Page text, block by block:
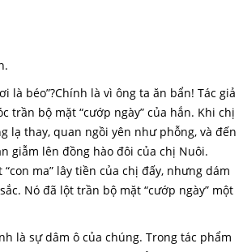
là béo”?Chính là vì ông ta ăn bẩn! Tác giả
trần bộ mặt “cướp ngày” của hắn. Khi chị
lạ thay, quan ngồi yên như phỗng, và đến
giẫm lên đồng hào đôi của chị Nuôi.
ma” lây tiền của chị đấy, nhưng dám
Nó đã lột trần bộ mặt “cướp ngày” một
là sự dâm ô của chúng. Trong tác phẩm